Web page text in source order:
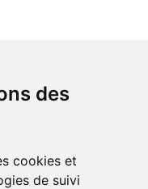
des
cookies et
de suivi